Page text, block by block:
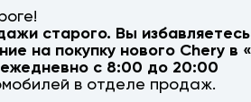
старого. Вы
на покупку нового Chery в
с 8:00 до 20:00
в отделе продаж.